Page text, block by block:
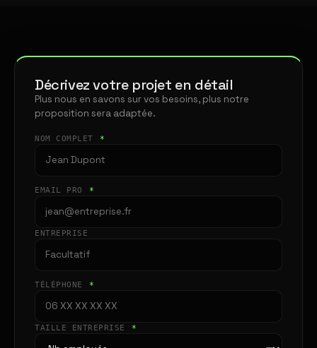
Décrivez votre projet en détail
Plus nous en savons sur vos besoins, plus notre
proposition sera adaptée.
NOM COMPLET *
EMAIL PRO *
ENTREPRISE
TÉLÉPHONE *
TAILLE ENTREPRISE *